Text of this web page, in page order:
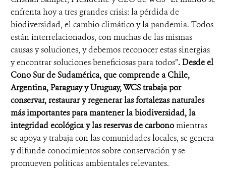
enfrenta hoy a tres grandes crisis: la pérdida de
biodiversidad, el cambio climático y la pandemia. Todos
están interrelacionados, con muchas de las mismas
causas y soluciones, y debemos reconocer estas sinergias
y encontrar soluciones beneficiosas para todos”. Desde el
Cono Sur de Sudamérica, que comprende a Chile,
Argentina, Paraguay y Uruguay, WCS trabaja por
conservar, restaurar y regenerar las fortalezas naturales
más importantes para mantener la biodiversidad, la
integridad ecológica y las reservas de carbonomientras
se apoya y trabaja con las comunidades locales, se genera
y difunde conocimientos sobre conservación y se
promueven políticas ambientales relevantes.